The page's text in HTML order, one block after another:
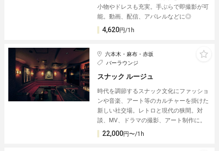
小物やドレスも充実。手ぶらで即撮影が可
能。動画、配信、アパレルなどに◎
4,620円/1h
六本木・麻布・赤坂
バーラウンジ
スナック ルージュ
時代を調節するスナック文化にファッショ
ンや音楽、アート等のカルチャーを掛けた
新しい社交場。レトロと現代の狭間。対
談、MV、ドラマの撮影、アート制作に。
22,000円〜/1h